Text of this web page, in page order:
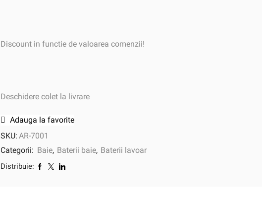
Discount in functie de valoarea comenzii!
Deschidere colet la livrare
Adauga la favorite
SKU: AR-7001
Categorii: Baie, Baterii baie, Baterii lavoar
Distribuie: